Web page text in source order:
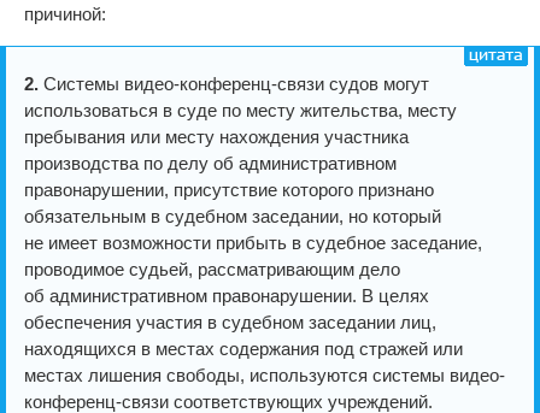
причиной:
2. Системы видео-конференц-связи судов могут
использоваться в суде по месту жительства, месту
пребывания или месту нахождения участника
производства по делу об административном
правонарушении, присутствие которого признано
обязательным в судебном заседании, но который
не имеет возможности прибыть в судебное заседание,
проводимое судьей, рассматривающим дело
об административном правонарушении. В целях
обеспечения участия в судебном заседании лиц,
находящихся в местах содержания под стражей или
местах лишения свободы, используются системы видео-
конференц-связи соответствующих учреждений.